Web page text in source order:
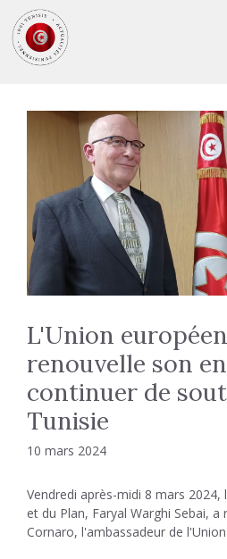
au
contenu
L'Union
renouvelle son
continuer de
Tunisie
10 mars 2024
Vendredi après-midi 8 mars
et du Plan, Faryal Warghi Sebai,
Cornaro, l'ambassadeur de